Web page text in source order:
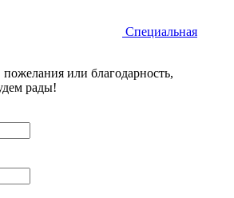
Специальная
или благодарность,
рады!